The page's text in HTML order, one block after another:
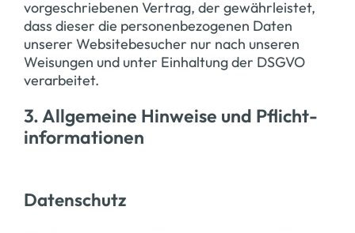
vorgeschriebenen Vertrag, der gewährleistet,
dass dieser die personenbezogenen Daten
unserer Websitebesucher nur nach unseren
Weisungen und unter Einhaltung der DSGVO
verarbeitet.
3. Allgemeine Hinweise und Pflicht­
informationen
Datenschutz